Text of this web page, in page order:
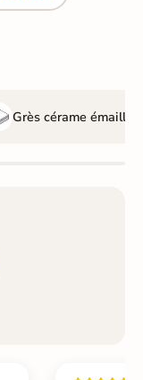
Grès cérame émaillé